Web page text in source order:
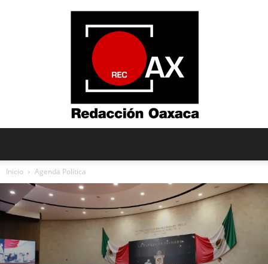
Oaxaca
Inicio Agenda Política